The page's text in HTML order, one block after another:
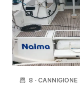
8 · CANNIGIONE